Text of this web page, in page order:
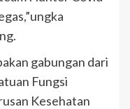
gabungan dari
Fungsi
Kesehatan